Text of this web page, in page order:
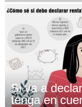
Si va a
tenga en